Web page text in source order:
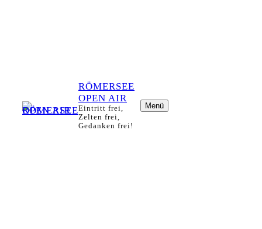
RÖMERSEE
OPEN AIR
Eintritt frei,
Zelten frei,
Gedanken frei!
Menü